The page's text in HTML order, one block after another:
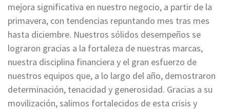
mejora significativa en nuestro negocio, a partir de la
primavera, con tendencias repuntando mes tras mes
hasta diciembre. Nuestros sólidos desempeños se
lograron gracias a la fortaleza de nuestras marcas,
nuestra disciplina financiera y el gran esfuerzo de
nuestros equipos que, a lo largo del año, demostraron
determinación, tenacidad y generosidad. Gracias a su
movilización, salimos fortalecidos de esta crisis y